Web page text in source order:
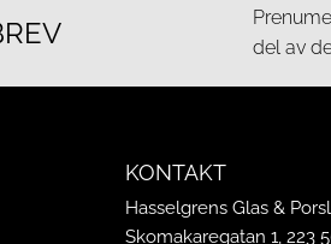
del av
KONTAKT
Hasselgrens Glas &
Skomakaregatan 1, 223